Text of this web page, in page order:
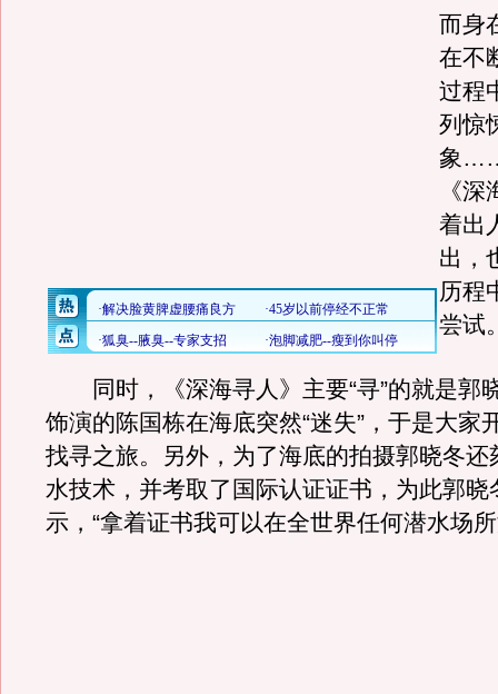
而身
在不
过程
列惊
象
《
着出
出，
历程
尝试
同时，《深海寻人》主要“寻”的就是郭
饰演的陈国栋在海底突然“迷失”，于是大家
找寻之旅。另外，为了海底的拍摄郭晓冬还
水技术，并考取了国际认证证书，为此郭晓
示，“拿着证书我可以在全世界任何潜水场